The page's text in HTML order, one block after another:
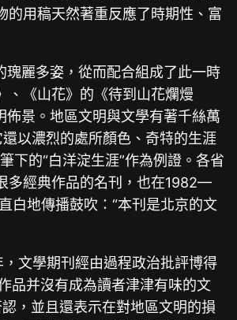
的用稿天然著重反應了時期性、富
麗多姿，從而配合組成了此一時
、《山花》的《待到山花爛熳
景。地區文明與文學有著千絲萬
以濃烈的處所顏色、奇特的生涯
下的“白洋淀生涯”作為例證。各省
多經典作品的名刊，也在1982—
白地傳播鼓吹：“本刊是北京的文
文學期刊經由過程政治批評博得
品并沒有成為讀者津津有味的文
，並且還表示在對地區文明的損